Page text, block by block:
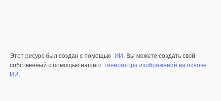
Этот ресурс был создан с помощью ИИ. Вы можете создать свой
собственный с помощью нашего генератора изображений на основе
ИИ.